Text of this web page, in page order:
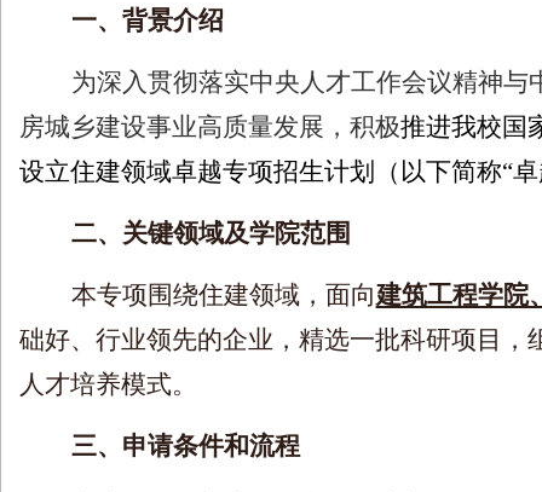
一、背景介绍
为深入贯彻落实中央人才工作会议精神
房城乡建设事业高质量发展，积极推进我校国
设立住建领域卓越专项招生计划（以下简称“
二、关键领域及学院范围
本专项围绕住建领域，面向建筑工程学院
础好、行业领先的企业，精选一批科研项目
人才培养模式。
三、申请条件和流程